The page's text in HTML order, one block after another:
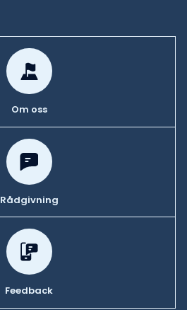
Om oss
Rådgivning
Feedback